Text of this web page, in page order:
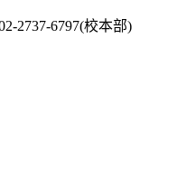
2737-6797(校本部)